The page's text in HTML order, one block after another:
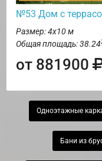
№53 Дом с
Размер: 4х10 м
Общая площадь: 38.24
от 881900
Одноэтажные
Бани из